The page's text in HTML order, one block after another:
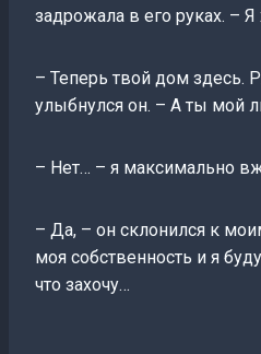
задрожала в его руках. –
– Теперь твой дом здесь.
улыбнулся он. – А ты мой
– Нет… – я максимально
– Да, – он склонился к
моя собственность и я
что захочу…